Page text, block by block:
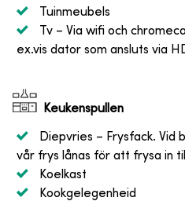
Tuinmeubels
Tv – Via wifi och
ex.vis dator som ansluts via
Keukenspullen
Diepvries – Frysfack. Vid
vår frys lånas för att frysa in
Koelkast
Kookgelegenheid